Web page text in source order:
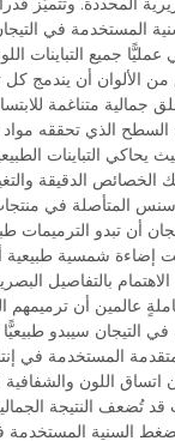
المستخدمة في
جميع التباينات
الألوان أن يندمج
جمالية متناغمة
الذي تحققه مواد
يحاكي التباينات
الخصائص الدقيقة
المتأصلة في
أن تبدو الترميمات
إضاءة شمسية طبيعية
بالتفاصيل
عالمين أن
التيجان سيبدو
المستخدمة في
اللون والشفافية
قد تُضعف النتيجة
السنية